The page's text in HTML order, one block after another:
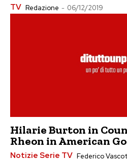
TV Redazione - 06/12/2019
Hilarie Burton in
Rheon in American
Notizie Serie TV Federico